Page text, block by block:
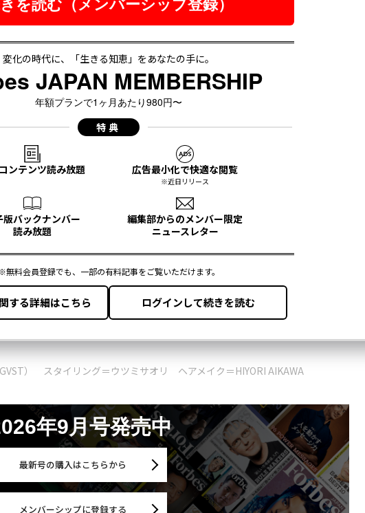
） スタイリング＝ウツミサオリ ヘアメイク＝HIYORI AIKAWA
年9月号発売中
最新号の購入はこちらから
メンバーシップに登録する